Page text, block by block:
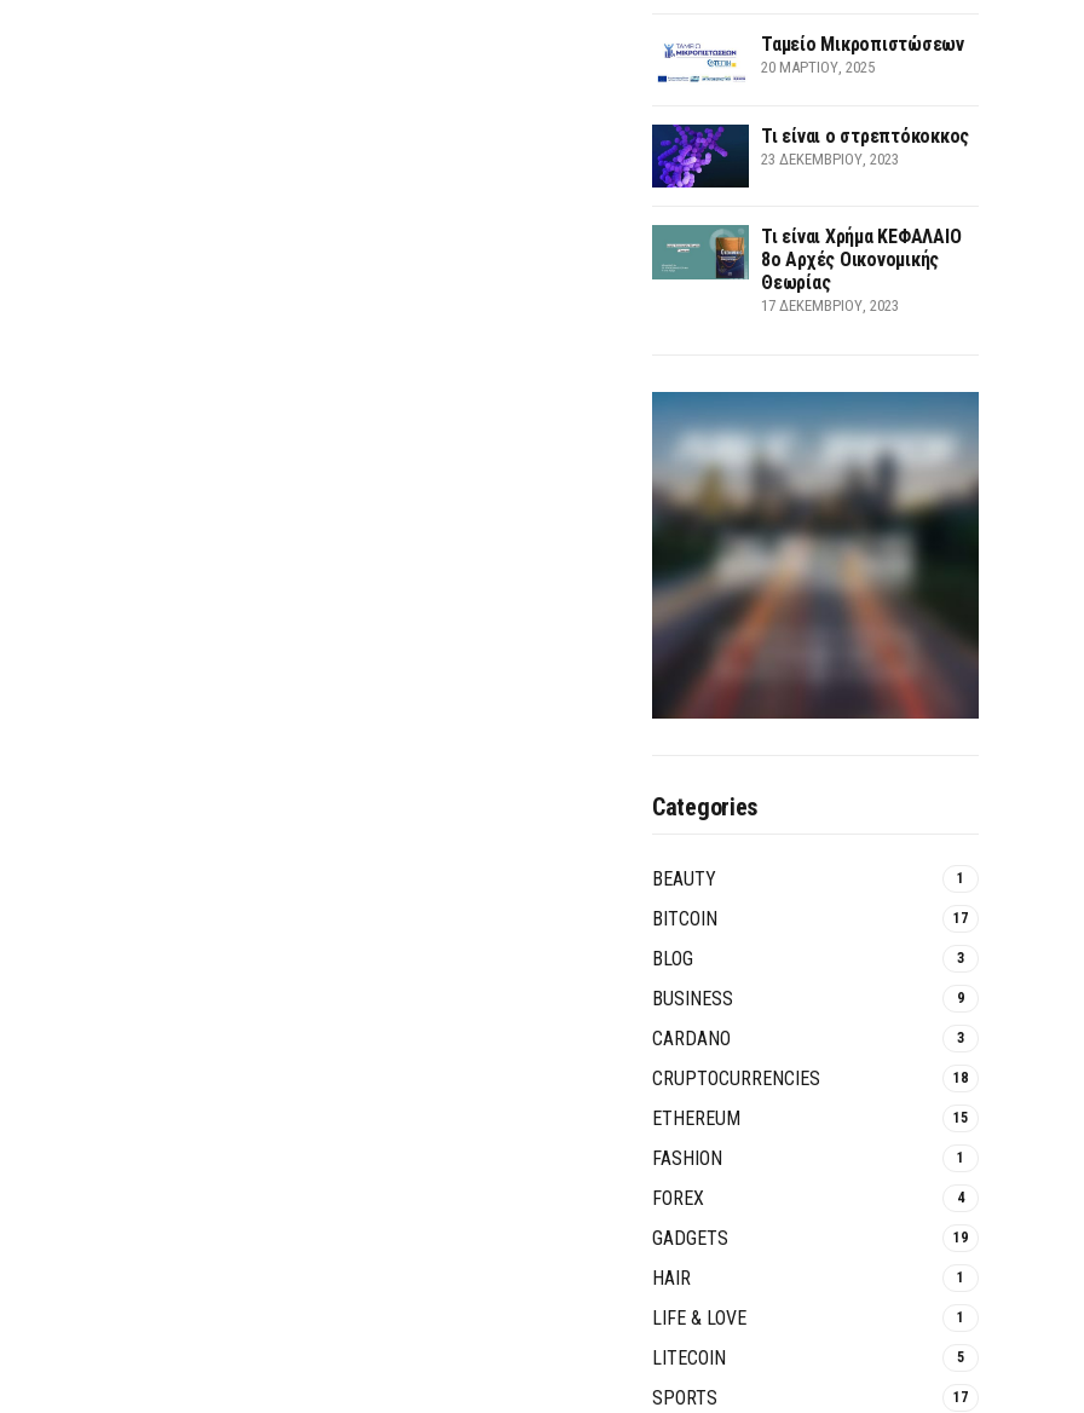
Ταμείο Μικροπιστώσεων
20 ΜΑΡΤΊΟΥ, 2025
Τι είναι ο στρεπτόκοκκος
23 ΔΕΚΕΜΒΡΊΟΥ, 2023
Τι είναι Χρήμα ΚΕΦΑΛΑΙΟ
8ο Αρχές Οικονομικής
Θεωρίας
17 ΔΕΚΕΜΒΡΊΟΥ, 2023
Categories
BEAUTY 1
BITCOIN 17
BLOG 3
BUSINESS 9
CARDANO 3
CRUPTOCURRENCIES 18
ETHEREUM 15
FASHION 1
FOREX 4
GADGETS 19
HAIR 1
LIFE & LOVE 1
LITECOIN 5
SPORTS 17